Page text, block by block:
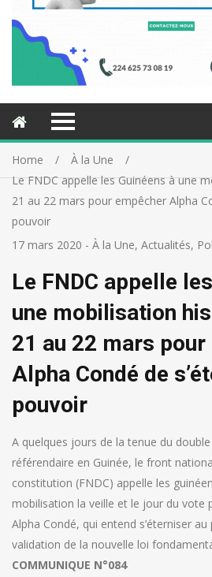
Home
À la Une
Le FNDC appelle les Guinéens à une
21 au 22 mars pour empêcher Alpha
pouvoir
17 mars 2020 - À la Une, Actualités,
Le FNDC appelle
une mobilisation
21 au 22 mars
Alpha Condé de
pouvoir
A quelques jours de la tenue du
référendaire en Guinée, le front
constitution (FNDC) appelle les
mobilisation la veille et le jour du vote
Alpha Condé, qui entend s’éterniser
validation de la nouvelle loi
COMMUNIQUE N°084